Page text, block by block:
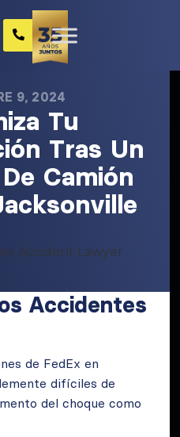
9, 2024
Tu
Tras Un
Camión
Accidentes
de FedEx en
difíciles de
del choque como